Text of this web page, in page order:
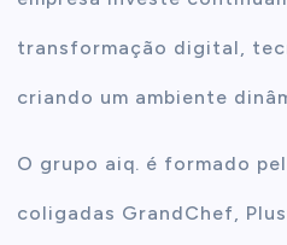
transformação digital,
criando um ambiente
O grupo aiq. é formado
coligadas GrandChef,